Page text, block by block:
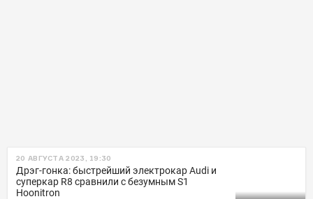
20 АВГУСТА 2023, 19:30
Дрэг-гонка: быстрейший электрокар Audi и
суперкар R8 сравнили с безумным S1
Hoonitron